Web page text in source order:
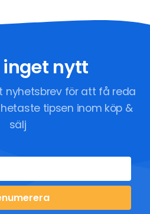
inget nytt
nyhetsbrev för att få reda
tipsen inom köp &
sälj